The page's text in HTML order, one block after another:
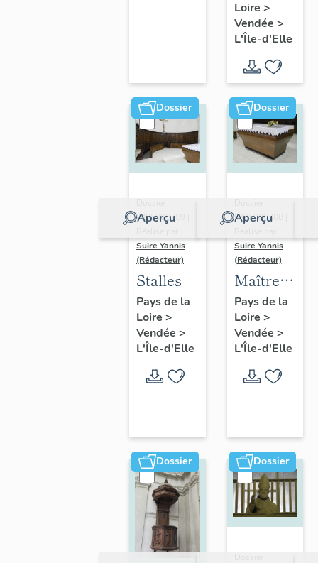
en croix
Loire >
Vendée >
L'Île-d'Elle
Dossier
Aperçu
IM85000709 |
Suire Yannis
(Rédacteur)
Stalles
Pays de la
Loire >
Vendée >
L'Île-d'Elle
Dossier
Aperçu
IM85000708 |
Suire Yannis
(Rédacteur)
Maître-
autel
Pays de la
Loire >
Vendée >
L'Île-d'Elle
Dossier Dossier